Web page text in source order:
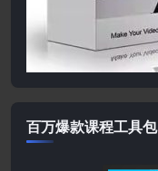
百万爆款课程工具包